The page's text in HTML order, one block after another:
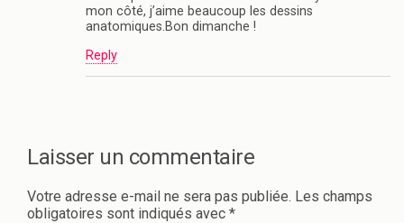
mon côté, j’aime beaucoup les dessins
anatomiques.Bon dimanche !
Reply
Laisser un commentaire
Votre adresse e-mail ne sera pas publiée. Les champs
obligatoires sont indiqués avec *